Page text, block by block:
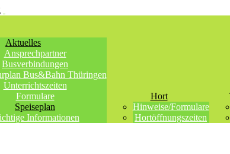
Aktuelles
Ansprechpartner
Busverbindungen
Bus&Bahn Thüringen
Unterrichtszeiten
Formulare
Speiseplan
Informationen
Hort
Hinweise/Formulare
Hortöffnungszeiten